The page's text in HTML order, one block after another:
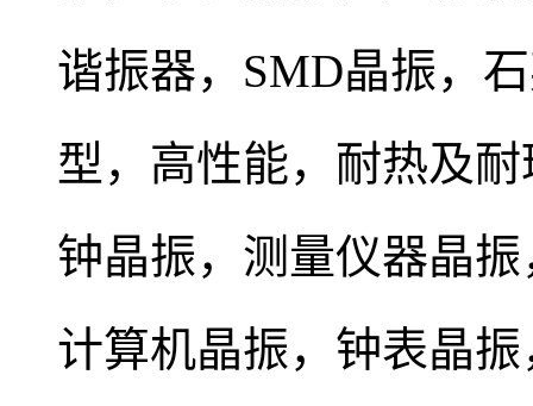
谐振器，SMD晶振，
型，高性能，耐热及
钟晶振，测量仪器晶
计算机晶振，钟表晶